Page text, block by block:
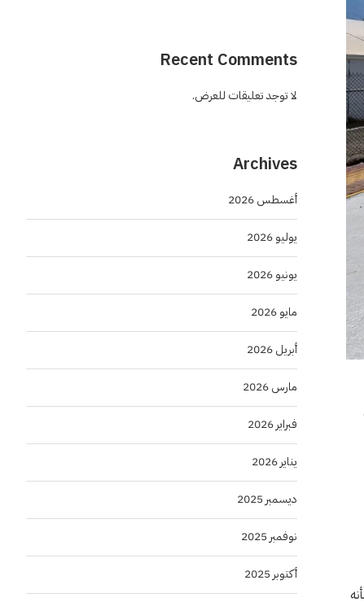
Recent Comments
لا توجد تعليقات للعرض.
Archives
أغسطس 2026
يوليو 2026
يونيو 2026
مايو 2026
أبريل 2026
مارس 2026
فبراير 2026
يناير 2026
ديسمبر 2025
نوفمبر 2025
أكتوبر 2025